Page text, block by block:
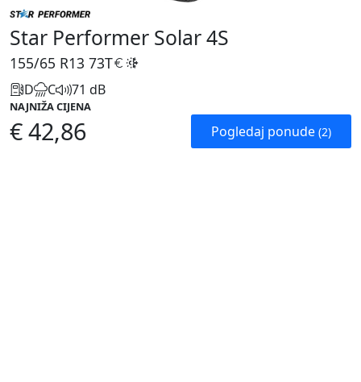
Star Performer Solar 4S
155/65 R13 73T
D C 71 dB
NAJNIŽA CIJENA
€ 42,86 Pogledaj ponude (2)